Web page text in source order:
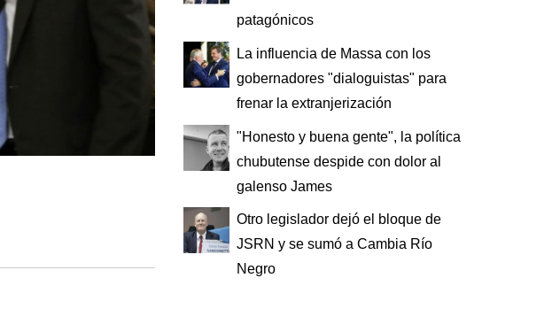
patagónicos
La influencia de Massa con los
gobernadores "dialoguistas" para
frenar la extranjerización
"Honesto y buena gente", la política
chubutense despide con dolor al
galenso James
Otro legislador dejó el bloque de
JSRN y se sumó a Cambia Río
Negro